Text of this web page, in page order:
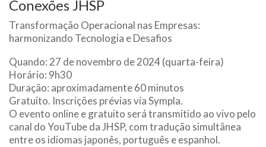
Conexões JHSP
Transformação Operacional nas Empresas:
harmonizando Tecnologia e Desafios
Quando: 27 de novembro de 2024 (quarta-feira)
Horário: 9h30
Duração: aproximadamente 60 minutos
Gratuito. Inscrições prévias via Sympla.
O evento online e gratuito será transmitido ao vivo pelo
canal do YouTube da JHSP, com tradução simultânea
entre os idiomas japonês, português e espanhol.